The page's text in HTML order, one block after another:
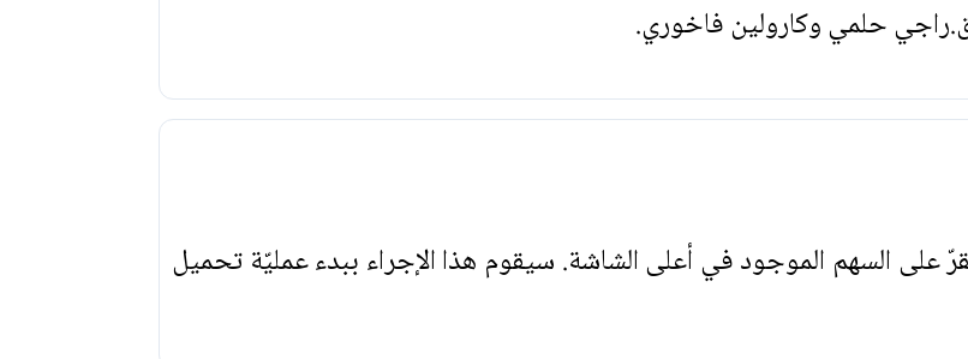
حلمي وكارولين فاخوري.
على السهم الموجود في أعلى الشاشة. سيقوم هذا الإجراء ببدء عمليّة تحميل